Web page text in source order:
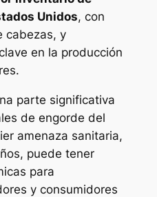
Unidos, con
cabezas, y
en la producción
parte significativa
de engorde del
amenaza sanitaria,
puede tener
para
y consumidores